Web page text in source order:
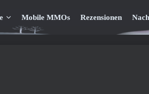
Mobile MMOs Rezensionen